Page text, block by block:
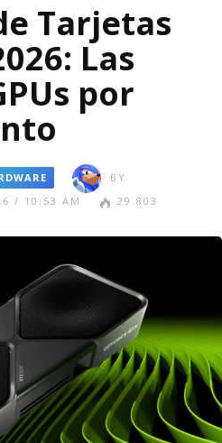
Tarjetas
Las
por
BY
/ 10:53 AM 29.803